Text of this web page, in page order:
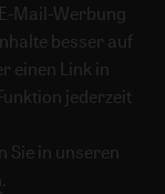
Mail-Werbung
besser auf
einen Link in
jederzeit
in unseren
.